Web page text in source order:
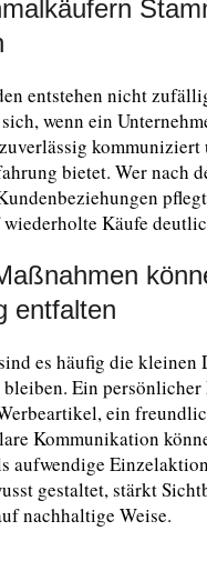
entstehen nicht
wenn ein
kommuniziert
bietet. Wer nach
wiederholte Käufe
entfalten
es häufig die kleinen
bleiben. Ein
ein
Kommunikation
aufwendige
gestaltet, stärkt
nachhaltige Weise.